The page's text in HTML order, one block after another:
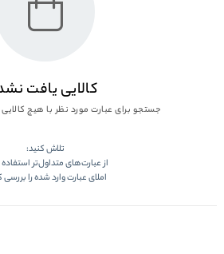
کالایی یافت
جستجو برای عبارت مورد نظر با هیچ
تلاش کنید:
از عبارت‌های متداول‌تر
املای عبارت وارد شده را بررسی